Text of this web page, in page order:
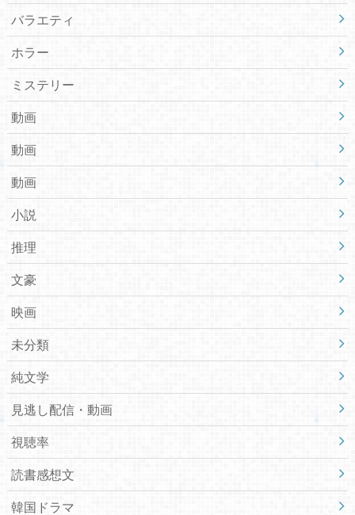
バラエティ
ホラー
ミステリー
動画
動画
動画
小説
推理
文豪
映画
未分類
純文学
見逃し配信・動画
視聴率
読書感想文
韓国ドラマ